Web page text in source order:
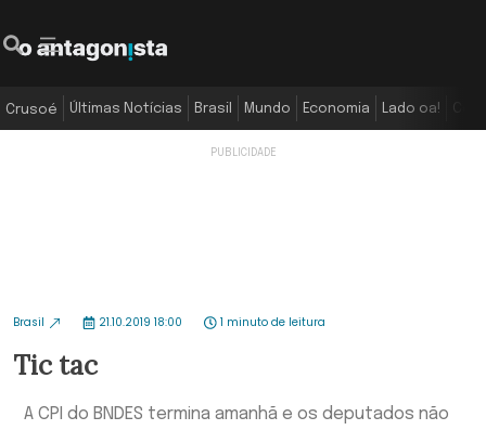
Crusoé Últimas Notícias Brasil Mundo Economia Lado oa!
Brasil 21.10.2019 18:00 1 minuto de leitura
Tic tac
A CPI do BNDES termina amanhã e os deputados não